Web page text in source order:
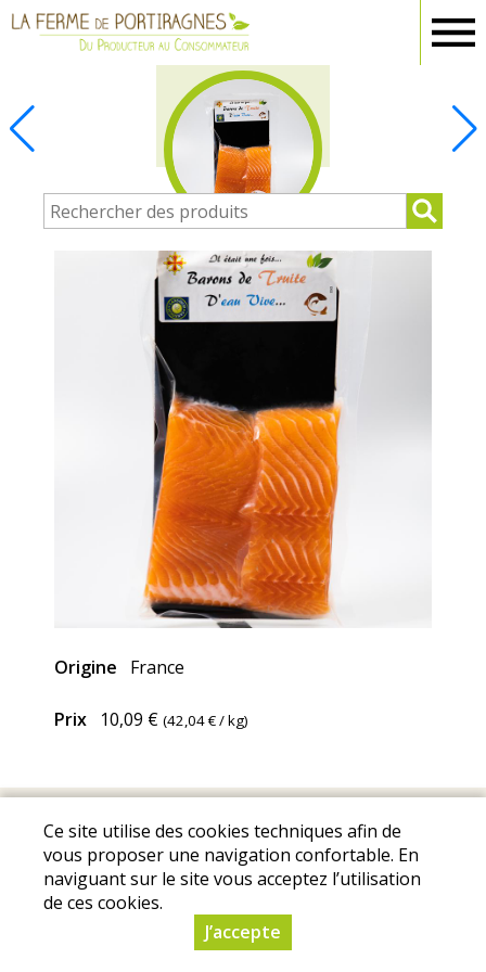
Portiragnes
POISSONNERIE
Origine France
Prix 10,09 € (42,04 €/ kg)
Mentions LégalesIConditions Générales de VentesI
Protection des données personnelles
© Copyright 2025 - La Ferme de Portiragnes - Tous droits
réservés - Conception :Sarl Dynapse
Ce site utilise des cookies techniques afin de
vous proposer une navigation confortable. En
naviguant sur le site vous acceptez l’utilisation
de ces cookies.
J’accepte